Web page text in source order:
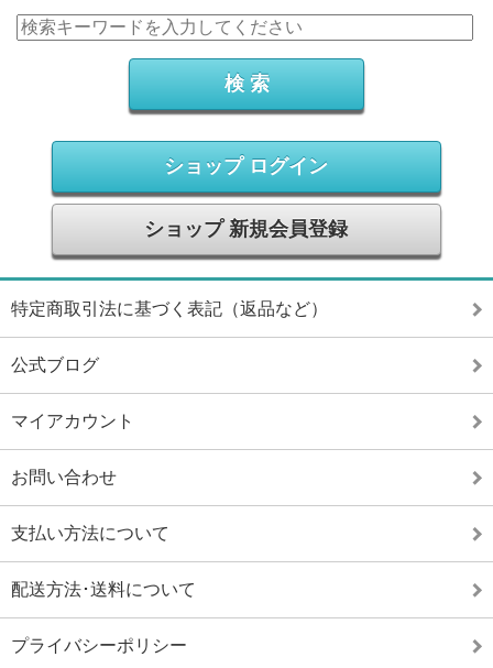
ショップ ログイン
ショップ 新規会員登録
特定商取引法に基づく表記（返品など）
公式ブログ
マイアカウント
お問い合わせ
支払い方法について
配送方法･送料について
プライバシーポリシー